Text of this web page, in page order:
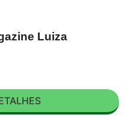
Luiza